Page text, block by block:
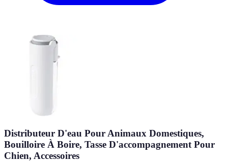
Distributeur D'eau Pour Animaux Domestiques,
Bouilloire À Boire, Tasse D'accompagnement Pour
Chien, Accessoires